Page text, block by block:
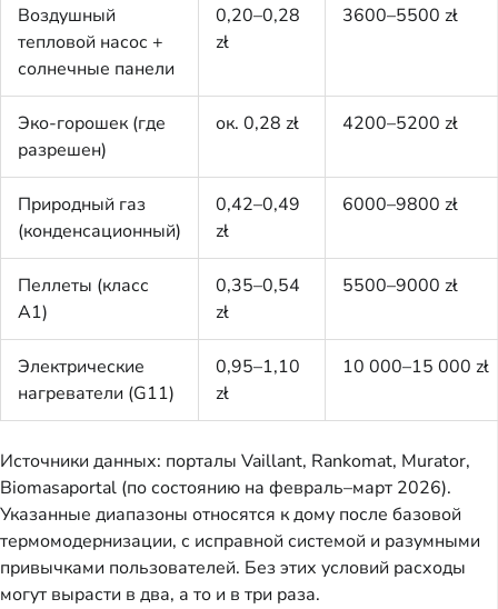
Воздушный
тепловой насос +
солнечные панели
0,20–0,28
zł
3600–5500 zł
Эко-горошек (где
разрешен)
ок. 0,28 zł 4200–5200 zł
Природный газ
(конденсационный)
0,42–0,49
zł
6000–9800 zł
Пеллеты (класс
A1)
0,35–0,54
zł
5500–9000 zł
Электрические
нагреватели (G11)
0,95–1,10
zł
10 000–15 000 zł
Источники данных: порталы Vaillant, Rankomat, Murator,
Biomasaportal (по состоянию на февраль–март 2026).
Указанные диапазоны относятся к дому после базовой
термомодернизации, с исправной системой и разумными
привычками пользователей. Без этих условий расходы
могут вырасти в два, а то и в три раза.